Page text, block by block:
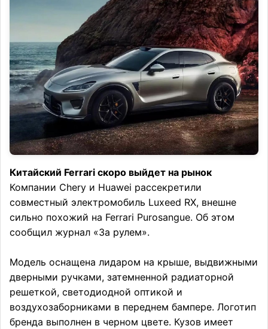
Китайский Ferrari скоро выйдет на рынок
Компании Chery и Huawei рассекретили
совместный электромобиль Luxeed RX, внешне
сильно похожий на Ferrari Purosangue. Об этом
сообщил журнал «За рулем».
Модель оснащена лидаром на крыше, выдвижными
дверными ручками, затемненной радиаторной
решеткой, светодиодной оптикой и
воздухозаборниками в переднем бампере. Логотип
бренда выполнен в черном цвете. Кузов имеет